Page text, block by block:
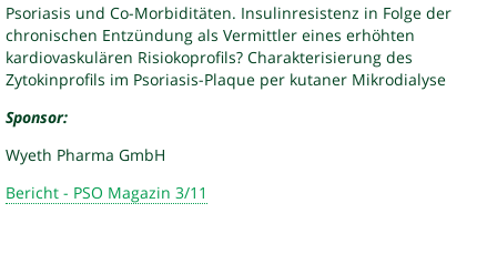
Psoriasis und Co-Morbiditäten. Insulinresistenz in Folge der
chronischen Entzündung als Vermittler eines erhöhten
kardiovaskulären Risiokoprofils? Charakterisierung des
Zytokinprofils im Psoriasis-Plaque per kutaner Mikrodialyse
Sponsor:
Wyeth Pharma GmbH
Bericht - PSO Magazin 3/11